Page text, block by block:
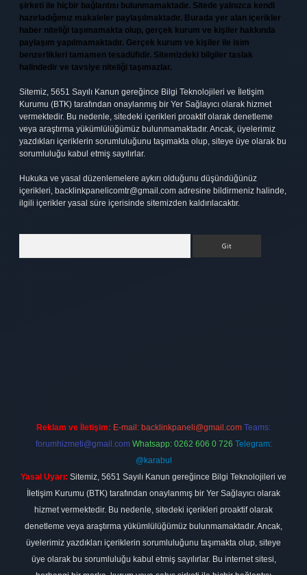
şirketi ile hiçbir bağlantısı bulunmamaktadır. Sitede yalnızca kendi
hazırladığımız makaleler paylaşılmaktadır. Burada yer alan içerikler
haber niteliği taşımamakta olup, gerçek kurum ve kişiler hakkında
paylaşım yapılmamaktadır. Gerçek kurum ve kişiler ile isim
benzerlikleri tamamen tesadüfidir. Sitemizdeki bilgiler taslak
halindedir ve tavsiye niteliği taşımazlar.
Sitemiz, 5651 Sayılı Kanun gereğince Bilgi Teknolojileri ve İletişim
Kurumu (BTK) tarafından onaylanmış bir Yer Sağlayıcı olarak hizmet
vermektedir. Bu nedenle, sitedeki içerikleri proaktif olarak denetleme
veya araştırma yükümlülüğümüz bulunmamaktadır. Ancak, üyelerimiz
yazdıkları içeriklerin sorumluluğunu taşımakta olup, siteye üye olarak bu
sorumluluğu kabul etmiş sayılırlar.
Hukuka ve yasal düzenlemelere aykırı olduğunu düşündüğünüz
içerikleri, backlinkpanelicomtr@gmail.com adresine bildirmeniz halinde,
ilgili içerikler yasal süre içerisinde sitemizden kaldırılacaktır.
Reklam ve İletişim: E-mail: backlinkpaneli@gmail.com Teams:
forumhizmeti@gmail.com Whatsapp: 0262 606 0 726 Telegram:
@karabul
Yasal Uyarı: Sitemiz, 5651 Sayılı Kanun gereğince Bilgi Teknolojileri ve
İletişim Kurumu (BTK) tarafından onaylanmış bir Yer Sağlayıcı olarak
hizmet vermektedir. Bu nedenle, sitedeki içerikleri proaktif olarak
denetleme veya araştırma yükümlülüğümüz bulunmamaktadır. Ancak,
üyelerimiz yazdıkları içeriklerin sorumluluğunu taşımakta olup, siteye
üye olarak bu sorumluluğu kabul etmiş sayılırlar. Bu internet sitesi,